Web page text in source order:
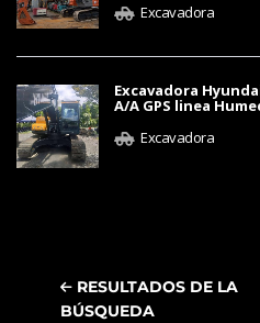
Excavadora
Excavadora
A/A GPS linea
Excavadora
RESULTADOS DE LA
BÚSQUEDA